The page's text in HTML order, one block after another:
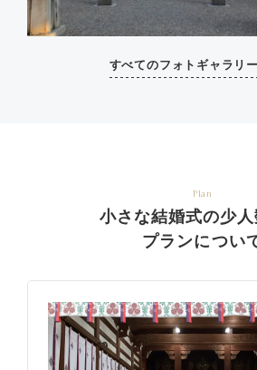
すべてのフォトギャラリ
Plan
小さな結婚式の少
プランについ